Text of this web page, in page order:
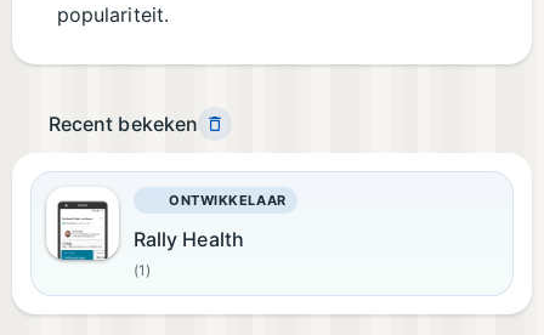
populariteit.
Recent bekeken
ONTWIKKELAAR
Rally Health
(1)